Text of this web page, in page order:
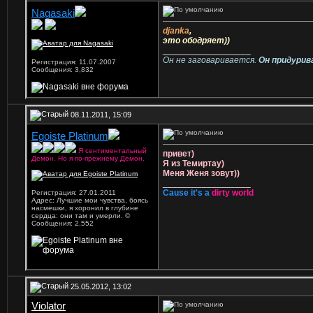
Nagasaki
Регистрация: 11.07.2007
Сообщения: 3,832
djanka,
это ободряет))
Он не заговаривается. Он
08.11.2011, 15:09
Egoiste Platinum
Я сентиментальный
Демон. Но я по-прежнему Демон.
Регистрация: 27.01.2011
Адрес: Лучшие мои чувства, боясь
насмешки, я хоронил в глубине
сердца: они там и умерли. ©
Сообщения: 2,552
привет)
Я из Темиртау)
Меня Женя зовут))
Cause it's a dirty world
25.05.2012, 13:02
Violator